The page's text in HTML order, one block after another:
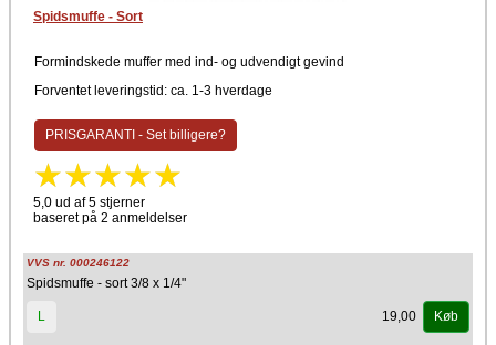
Spidsmuffe - Sort
Formindskede muffer med ind- og udvendigt gevind
Forventet leveringstid: ca. 1-3 hverdage
PRISGARANTI - Set billigere?
5,0 ud af 5 stjerner
baseret på 2 anmeldelser
VVS nr. 000246122
Spidsmuffe - sort 3/8 x 1/4"
L 19,00 Køb